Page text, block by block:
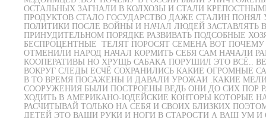
ОСТАЛЬНЫХ ЗАГНАЛИ В КОЛХОЗЫ И СТАЛИ
ПРОДУКТОВ СТАЛО ГОСУДАРСТВО ДАЖЕ СТАЛИН ПОНЯЛ
ПОЛИТИКИ ПОСЛЕ ВОЙНЫ И НАЧАЛ ЛЮДЕЙ ЗАСТАВЛЯТЬ
ПРИНУДИТЕЛЬНОМ ПОРЯДКЕ РАЗВИВАТЬ ПОДСОБНЫЕ
БЕСПРОЦЕНТНЫЕ ТЕЛЯТ ПОРОСЯТ СЕМЕНА ВОТ ПОЧЕМУ
ОТМЕНИЛИ НАРОД НАЧАЛ КОРМИТЬ СЕБЯ САМ НАЧАЛИ
КООПЕРАТИВЫ НО ХРУЩЬ САБАКА ПОРУШИЛ ЭТО ВСЁ..
ВОКРУГ СЛЕДЫ ЕСЧЁ СОХРАНИЛИСЬ КАКИЕ ОГРОМНЫЕ
В ТО ВРЕМЯ ПОСАЖЕНЫ И ДАВАЛИ УРОЖАИ .КАКИЕ
СООРУЖЕНИЯ БЫЛИ ПОСТРОЕНЫ ВЕДЬ ОНИ ДО СИХ ПОР
ХОДИТЬ В АМЕРИКАНО-ЮДЕЙСКИЕ КОНТОРЫ КОТОРЫЕ
РАСЧИТЫВАЙ ТОЛЬКО НА СЕБЯ И СВОИХ БЛИЗКИХ
ДЕТЕЙ ЭТО ВАШИ РУКИ И НОГИ В СТАРОСТИ А ВАШ УМ